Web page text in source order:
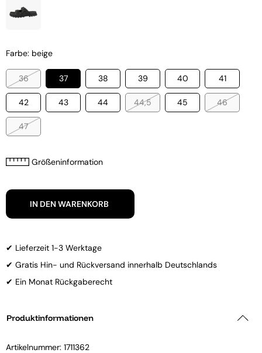
Farbe: beige
36 37 38 39 40 41
42 43 44 44,5 45 46
47
Größeninformation
IN DEN WARENKORB
✔ Lieferzeit 1-3 Werktage
✔ Gratis Hin- und Rückversand innerhalb Deutschlands
✔ Ein Monat Rückgaberecht
Produktinformationen
Artikelnummer: 1711362